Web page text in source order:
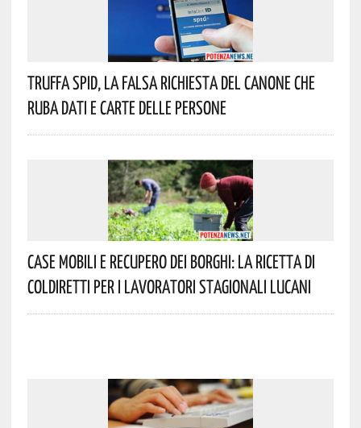
Truffa Spid, La Falsa Richiesta Del Canone Che
Ruba Dati E Carte Delle Persone
Case Mobili E Recupero Dei Borghi: La Ricetta Di
Coldiretti Per I Lavoratori Stagionali Lucani